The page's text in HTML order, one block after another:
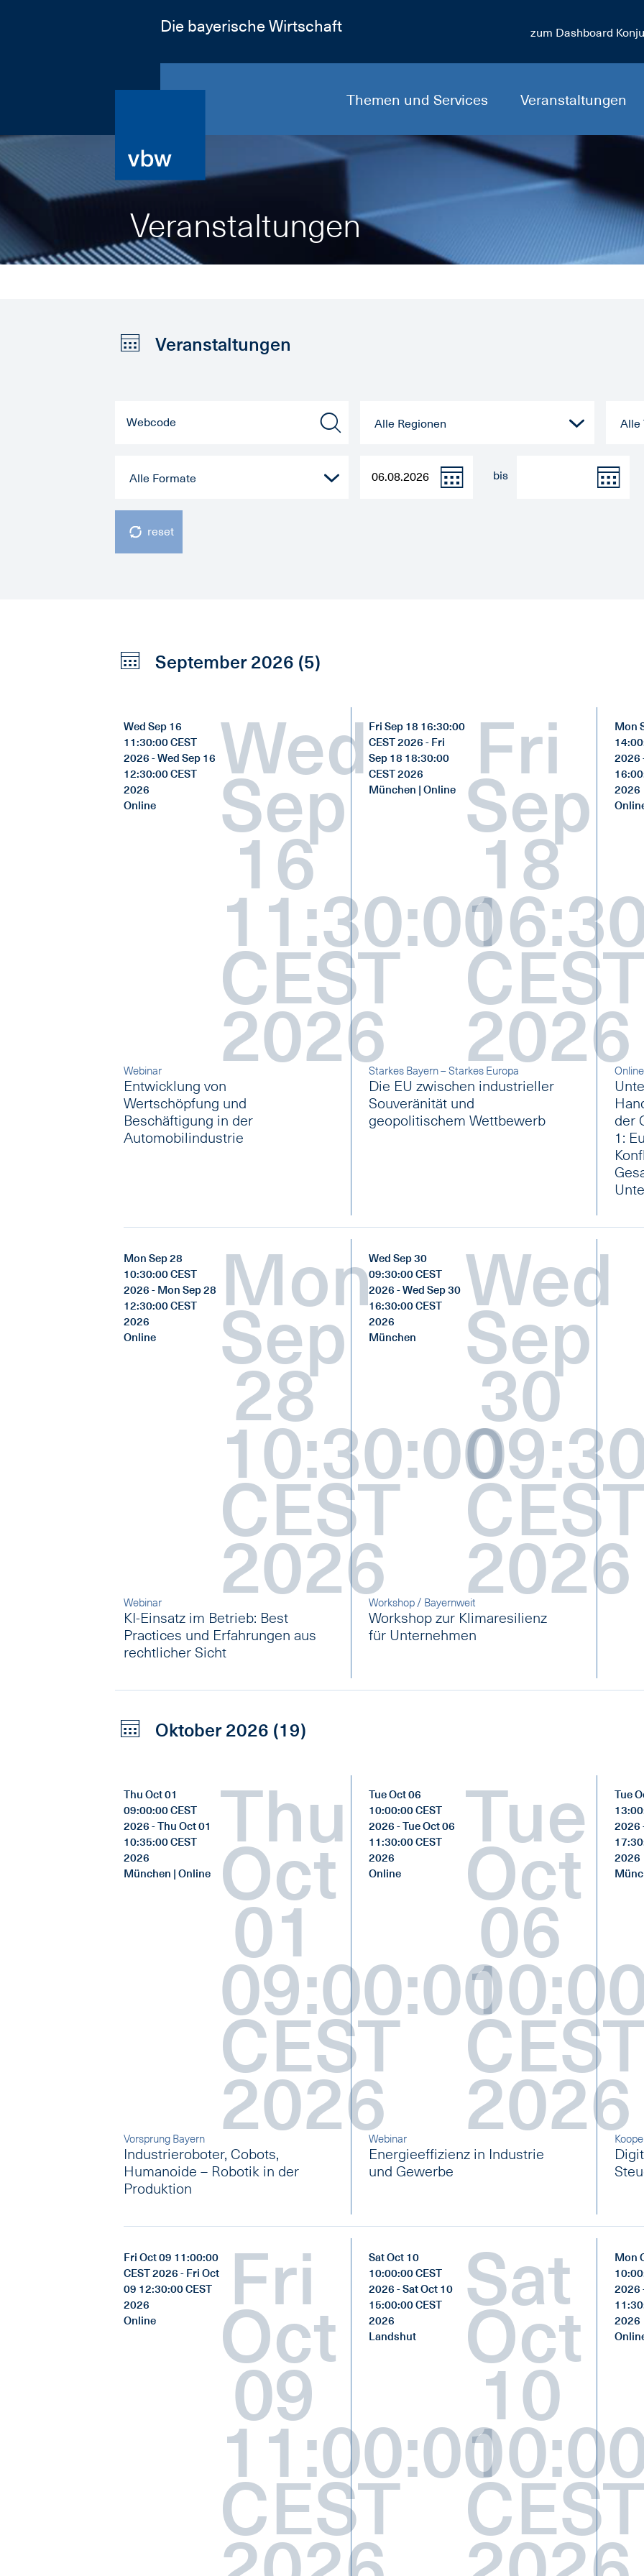
Die bayerische Wirtschaft zum Dashboard
Themen und Services Veranstaltungen
Veranstaltungen
Veranstaltungen
Alle Regionen Alle
Alle Formate bis
reset
September 2026 (5)
Wed Sep 16
11:30:00 CEST
2026 - Wed Sep 16
12:30:00 CEST
2026
Online
Wed
Sep
16
11:30:00
CEST
2026
Webinar
Entwicklung von
Wertschöpfung und
Beschäftigung in der
Automobilindustrie
Fri Sep 18 16:30:00
CEST 2026 - Fri
Sep 18 18:30:00
CEST 2026
München | Online
Fri
Sep
18
2026
Starkes Bayern – Starkes Europa
Die EU zwischen industrieller
Souveränität und
geopolitischem Wettbewerb
Mon
2026
2026
der
1:
Mon Sep 28
10:30:00 CEST
2026 - Mon Sep 28
12:30:00 CEST
2026
Online
Mon
Sep
28
10:30:00
CEST
2026
Webinar
KI-Einsatz im Betrieb: Best
Practices und Erfahrungen aus
rechtlicher Sicht
Wed Sep 30
09:30:00 CEST
2026 - Wed Sep 30
16:30:00 CEST
2026
München
Wed
Sep
30
2026
Workshop / Bayernweit
Workshop zur Klimaresilienz
für Unternehmen
Oktober 2026 (19)
Thu Oct 01
09:00:00 CEST
2026 - Thu Oct 01
10:35:00 CEST
2026
München | Online
Thu
Oct
01
09:00:00
CEST
2026
Vorsprung Bayern
Industrieroboter, Cobots,
Humanoide – Robotik in der
Produktion
Tue Oct 06
10:00:00 CEST
2026 - Tue Oct 06
11:30:00 CEST
2026
Online
Tue
Oct
06
2026
Webinar
Energieeffizienz in Industrie
und Gewerbe
Tue
2026
2026
Fri Oct 09 11:00:00
CEST 2026 - Fri Oct
09 12:30:00 CEST
2026
Online
Fri
Oct
09
11:00:00
CEST
Sat Oct 10
10:00:00 CEST
2026 - Sat Oct 10
15:00:00 CEST
2026
Landshut
Sat
Oct
10
Mon
2026
2026